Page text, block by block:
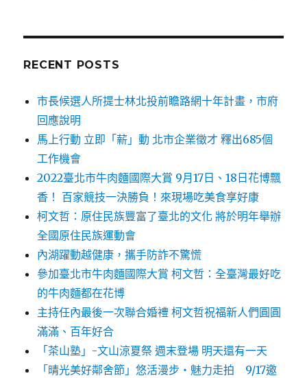
RECENT POSTS
市長候選人所提士林北投前瞻路網十年計畫，市府
回應說明
馬上行動 立即「薪」動 北市企業徵才 釋出685個
工作機會
2022臺北市牛肉麵國際大賞 9月17日、18日花博飄
香！ 百家競技一決勝負！來現場吃美食享好康
柯文哲：原住民族豐富了臺北的文化 將於明年舉辦
全國原住民族運動會
內湖躍動越健康，攜手防詐不驚慌
參加臺北市牛肉麵國際大賞 柯文哲：全臺灣最好吃
的牛肉麵都在花博
主持任內最後一次聯合婚禮 柯文哲祝福新人們圓圓
滿滿、百年好合
「茶山塾」-文山涼夏祭 週末登場 明天還有一天
「晴光美好鄰舍節」悠活漫步‧魅力走拍 9/17邀